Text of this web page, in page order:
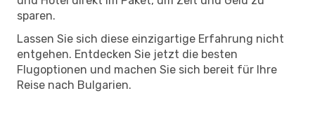
sparen.
Lassen Sie sich diese einzigartige Erfahrung nicht
entgehen. Entdecken Sie jetzt die besten
Flugoptionen und machen Sie sich bereit für Ihre
Reise nach Bulgarien.